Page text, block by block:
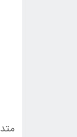
متد PreparePOSTForm